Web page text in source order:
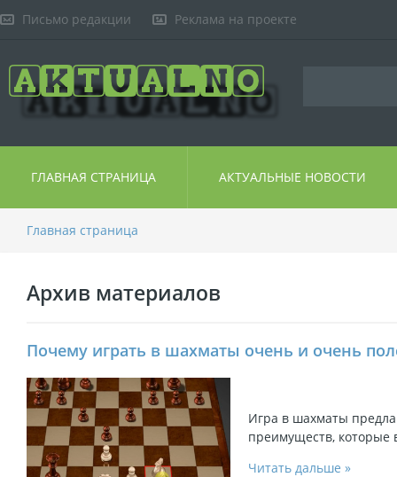
Письмо редакции Реклама на проекте
ГЛАВНАЯ СТРАНИЦА АКТУАЛЬНЫЕ НОВОСТИ
Главная страница
Архив материалов
Почему играть в шахматы очень и очень
Игра в шахматы
преимуществ, которые
Читать дальше »